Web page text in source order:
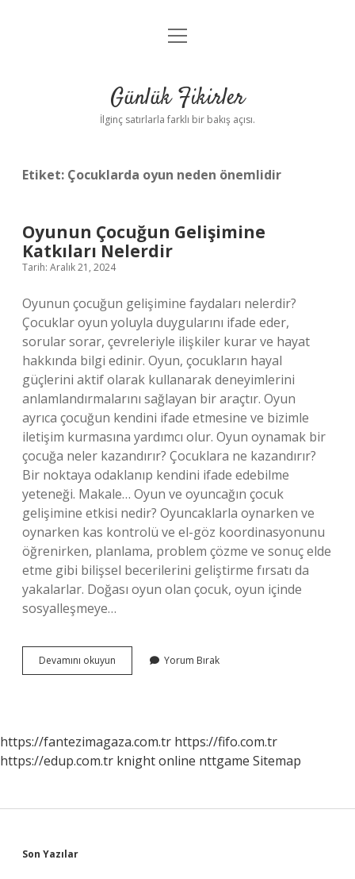
Anasayfa
Yasal Uyarı
menüyü
Günlük Fikirler
İlginç satırlarla farklı bir bakış açısı.
Etiket: Çocuklarda oyun neden önemlidir
Oyunun Çocuğun Gelişimine
Katkıları Nelerdir
Tarih: Aralık 21, 2024
Oyunun çocuğun gelişimine faydaları nelerdir?
Çocuklar oyun yoluyla duygularını ifade eder,
sorular sorar, çevreleriyle ilişkiler kurar ve hayat
hakkında bilgi edinir. Oyun, çocukların hayal
güçlerini aktif olarak kullanarak deneyimlerini
anlamlandırmalarını sağlayan bir araçtır. Oyun
ayrıca çocuğun kendini ifade etmesine ve bizimle
iletişim kurmasına yardımcı olur. Oyun oynamak bir
çocuğa neler kazandırır? Çocuklara ne kazandırır?
Bir noktaya odaklanıp kendini ifade edebilme
yeteneği. Makale… Oyun ve oyuncağın çocuk
gelişimine etkisi nedir? Oyuncaklarla oynarken ve
oynarken kas kontrolü ve el-göz koordinasyonunu
öğrenirken, planlama, problem çözme ve sonuç elde
etme gibi bilişsel becerilerini geliştirme fırsatı da
yakalarlar. Doğası oyun olan çocuk, oyun içinde
sosyalleşmeye…
Devamını okuyun
Çocuğun
Yorum Bırak
https://fantezimagaza.com.tr https://fifo.com.tr
https://edup.com.tr knight online nttgame Sitemap
Sidebar
Son Yazılar